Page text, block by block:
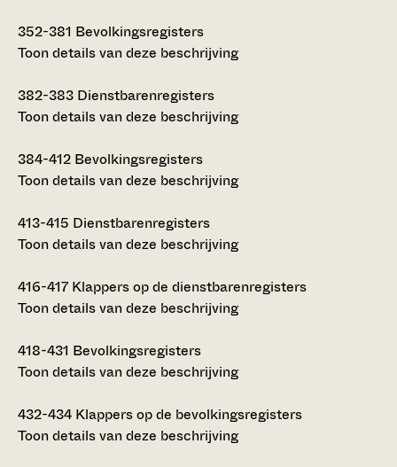
352-381 Bevolkingsregisters
Toon details van deze beschrijving
382-383 Dienstbarenregisters
Toon details van deze beschrijving
384-412 Bevolkingsregisters
Toon details van deze beschrijving
413-415 Dienstbarenregisters
Toon details van deze beschrijving
416-417 Klappers op de dienstbarenregisters
Toon details van deze beschrijving
418-431 Bevolkingsregisters
Toon details van deze beschrijving
432-434 Klappers op de bevolkingsregisters
Toon details van deze beschrijving